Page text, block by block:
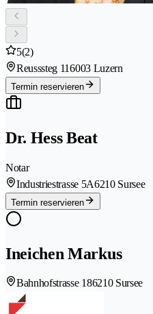
5(2)
Reusssteg 116003 Luzern
Termin reservieren
Dr. Hess Beat
Notar
Industriestrasse 5A6210 Sursee
Termin reservieren
Ineichen Markus
Bahnhofstrasse 186210 Sursee